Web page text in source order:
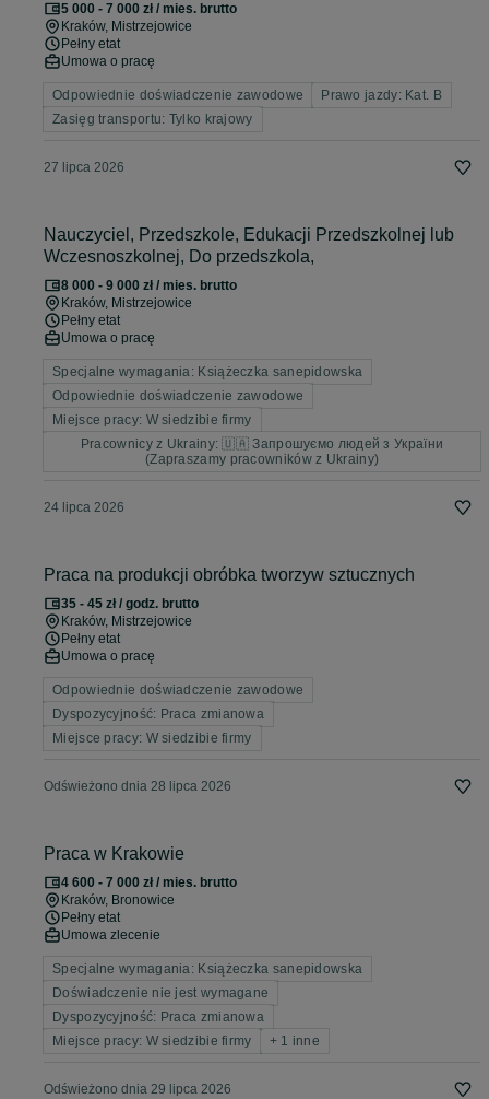
5 000 - 7 000 zł / mies. brutto
Kraków, Mistrzejowice
Pełny etat
Umowa o pracę
Odpowiednie doświadczenie zawodowe
Prawo jazdy: Kat. B
Zasięg transportu: Tylko krajowy
27 lipca 2026
Nauczyciel, Przedszkole, Edukacji Przedszkolnej lub
Wczesnoszkolnej, Do przedszkola,
8 000 - 9 000 zł / mies. brutto
Kraków, Mistrzejowice
Pełny etat
Umowa o pracę
Specjalne wymagania: Książeczka sanepidowska
Odpowiednie doświadczenie zawodowe
Miejsce pracy: W siedzibie firmy
Pracownicy z Ukrainy: 🇺🇦 Запрошуємо людей з України
(Zapraszamy pracowników z Ukrainy)
24 lipca 2026
Praca na produkcji obróbka tworzyw sztucznych
35 - 45 zł / godz. brutto
Kraków, Mistrzejowice
Pełny etat
Umowa o pracę
Odpowiednie doświadczenie zawodowe
Dyspozycyjność: Praca zmianowa
Miejsce pracy: W siedzibie firmy
Odświeżono dnia 28 lipca 2026
Praca w Krakowie
4 600 - 7 000 zł / mies. brutto
Kraków, Bronowice
Pełny etat
Umowa zlecenie
Specjalne wymagania: Książeczka sanepidowska
Doświadczenie nie jest wymagane
Dyspozycyjność: Praca zmianowa
Miejsce pracy: W siedzibie firmy
+ 1 inne
Odświeżono dnia 29 lipca 2026